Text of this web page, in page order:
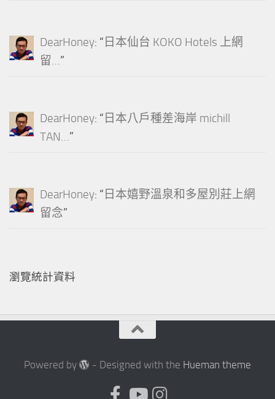
DearHoney: “ 日本仙台 KOKO Hotels 上網
留…”
DearHoney: “ 日本八戶種差海岸 michill
TAN…”
DearHoney: “ 日本嬉野溫泉和多屋別莊上網
留念”
瀏覽統計資料
Powered by - Designed with the Hueman theme